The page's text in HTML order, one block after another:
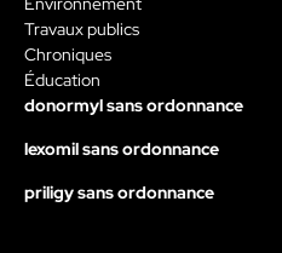
Travaux publics
Chroniques
Éducation
donormyl sans ordonnance
lexomil sans ordonnance
priligy sans ordonnance